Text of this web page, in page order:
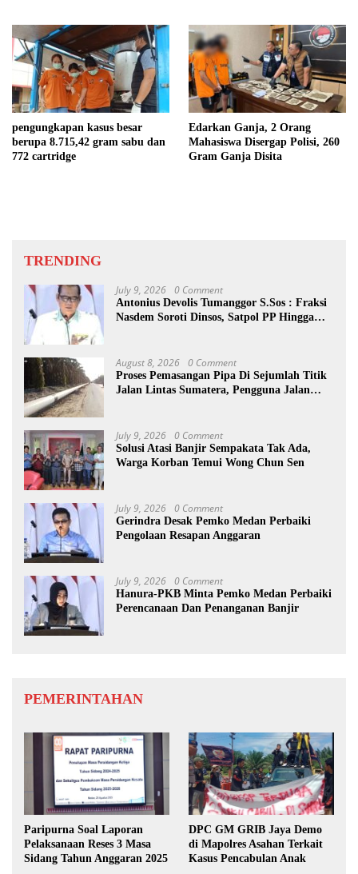
pengungkapan kasus besar
berupa 8.715,42 gram sabu dan
772 cartridge
Edarkan Ganja, 2 Orang
Mahasiswa Disergap Polisi, 260
Gram Ganja Disita
TRENDING
July 9, 2026 0 Comment
Antonius Devolis Tumanggor S.Sos : Fraksi
Nasdem Soroti Dinsos, Satpol PP Hingga
August 8, 2026 0 Comment
Proses Pemasangan Pipa Di Sejumlah Titik
Jalan Lintas Sumatera, Pengguna Jalan
July 9, 2026 0 Comment
Solusi Atasi Banjir Sempakata Tak Ada,
Warga Korban Temui Wong Chun Sen
July 9, 2026 0 Comment
Gerindra Desak Pemko Medan Perbaiki
Pengolaan Resapan Anggaran
July 9, 2026 0 Comment
Hanura-PKB Minta Pemko Medan Perbaiki
Perencanaan Dan Penanganan Banjir
PEMERINTAHAN
Paripurna Soal Laporan
Pelaksanaan Reses 3 Masa
Sidang Tahun Anggaran 2025
DPC GM GRIB Jaya Demo
di Mapolres Asahan Terkait
Kasus Pencabulan Anak